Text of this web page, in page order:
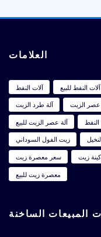
العلامات
آلات النفط آلات النفط للبيع
آلة طرد الزيت
عصر الزيت
آلة عصر الزيت للبيع
زيت الفول السوداني
سعر معصرة زيت
زيت
معصرة زيت للبيع
المبيعات الساخنة